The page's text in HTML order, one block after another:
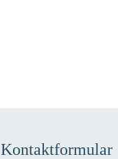
Kontaktformular